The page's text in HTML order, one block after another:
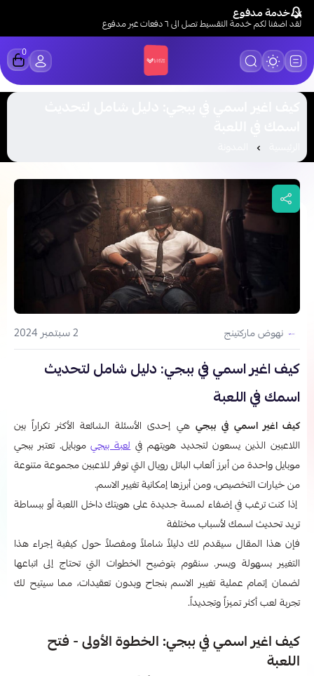
خدمة مدفوع
لقد اضفنا لكم خدمة التقسيط تصل الى ٦ دفعات عبر مدفوع
LUCK STORE
0
نهوض ماركتينج 2 سبتمبر 2024
كيف اغير اسمي في ببجي: دليل شامل لتحديث
اسمك في اللعبة
كيف اغير اسمي في ببجي هي إحدى الأسئلة الشائعة الأكثر تكراراً بين
اللاعبين الذين يسعون لتجديد هويتهم فيلعبة ببجيموبايل. تعتبر ببجي
موبايل واحدة من أبرز ألعاب الباتل رويال التي توفر للاعبين مجموعة متنوعة
من خيارات التخصيص، ومن أبرزها إمكانية تغيير الاسم.
إذا كنت ترغب في إضفاء لمسة جديدة على هويتك داخل اللعبة أو ببساطة
تريد تحديث اسمك لأسباب مختلفة
فإن هذا المقال سيقدم لك دليلاً شاملاً ومفصلاً حول كيفية إجراء هذا
التغيير بسهولة ويسر. سنقوم بتوضيح الخطوات التي تحتاج إلى اتباعها
لضمان إتمام عملية تغيير الاسم بنجاح وبدون تعقيدات، مما سيتيح لك
تجربة لعب أكثر تميزاً وتجديداً.
كيف اغير اسمي في ببجي: الخطوة الأولى - فتح
اللعبة